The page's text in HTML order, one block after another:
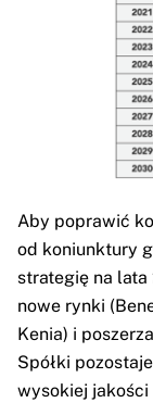
Aby poprawić
od koniunktury
strategię na
nowe rynki
Kenia) i
Spółki
wysokiej jakości